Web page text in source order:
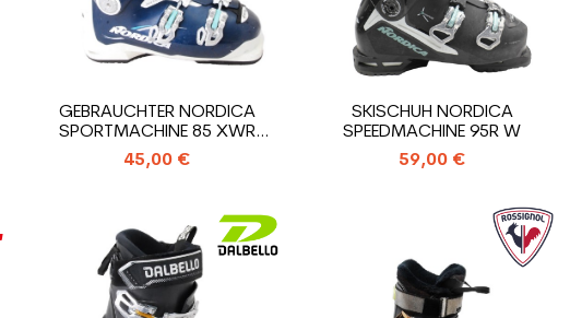
GEBRAUCHTER NORDICA
SPORTMACHINE 85 XWR
SKISCHUH
45,00 €
SKISCHUH NORDICA
SPEEDMACHINE 95R W
59,00 €